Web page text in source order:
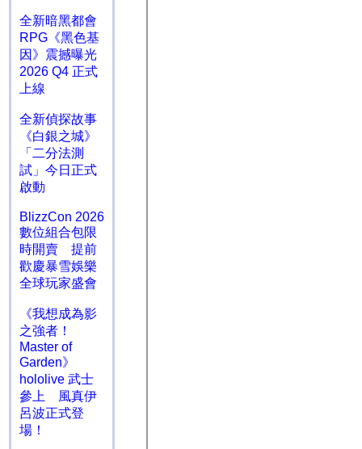
全新暗黑都會
RPG《黑色基
因》震撼曝光
2026 Q4 正式
上線
全新偵探故事
《白銀之城》
「二分法測
試」今日正式
啟動
BlizzCon 2026
數位組合包限
時開賣 提前
歡慶暴雪娛樂
全球玩家盛會
《我想成為影
之強者！
Master of
Garden》
hololive 武士
參上 風真伊
呂波正式登
場！